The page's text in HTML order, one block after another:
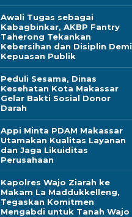
Awali Tugas sebagai
Kabagbinkar, AKBP Fantry
Taherong Tekankan
Kebersihan dan Disiplin Demi
Kepuasan Publik
Peduli Sesama, Dinas
Kesehatan Kota Makassar
Gelar Bakti Sosial Donor
Darah
Appi Minta PDAM Makassar
Utamakan Kualitas Layanan
dan Jaga Likuiditas
Perusahaan
Kapolres Wajo Ziarah ke
Makam La Maddukkelleng,
Tegaskan Komitmen
Mengabdi untuk Tanah Wajo